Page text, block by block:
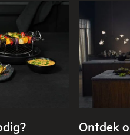
Ontdek